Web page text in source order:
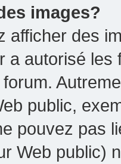
images?
afficher des
a autorisé
public,
pouvez pas
Web public)